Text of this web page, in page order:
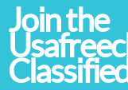
Join the